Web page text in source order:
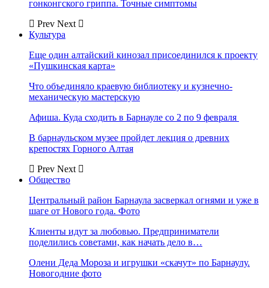
гонконгского гриппа. Точные симптомы
Prev Next
Культура
Еще один алтайский кинозал присоединился к проекту
«Пушкинская карта»
Что объединяло краевую библиотеку и кузнечно-
механическую мастерскую
Афиша. Куда сходить в Барнауле со 2 по 9 февраля
В барнаульском музее пройдет лекция о древних
крепостях Горного Алтая
Prev Next
Общество
Центральный район Барнаула засверкал огнями и уже в
шаге от Нового года. Фото
Клиенты идут за любовью. Предприниматели
поделились советами, как начать дело в…
Олени Деда Мороза и игрушки «скачут» по Барнаулу.
Новогодние фото